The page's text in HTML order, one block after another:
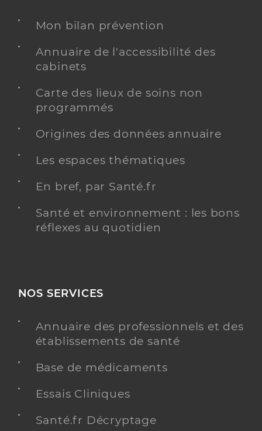
Mon bilan prévention
Annuaire de l'accessibilité des
cabinets
Carte des lieux de soins non
programmés
Origines des données annuaire
Les espaces thématiques
En bref, par Santé.fr
Santé et environnement : les bons
réflexes au quotidien
NOS SERVICES
Annuaire des professionnels et des
établissements de santé
Base de médicaments
Essais Cliniques
Santé.fr Décryptage